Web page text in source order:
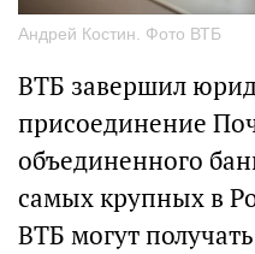
Андрей Костин. Фото ВТБ
ВТБ завершил
присоединение
объединенного
самых крупных в
ВТБ могут